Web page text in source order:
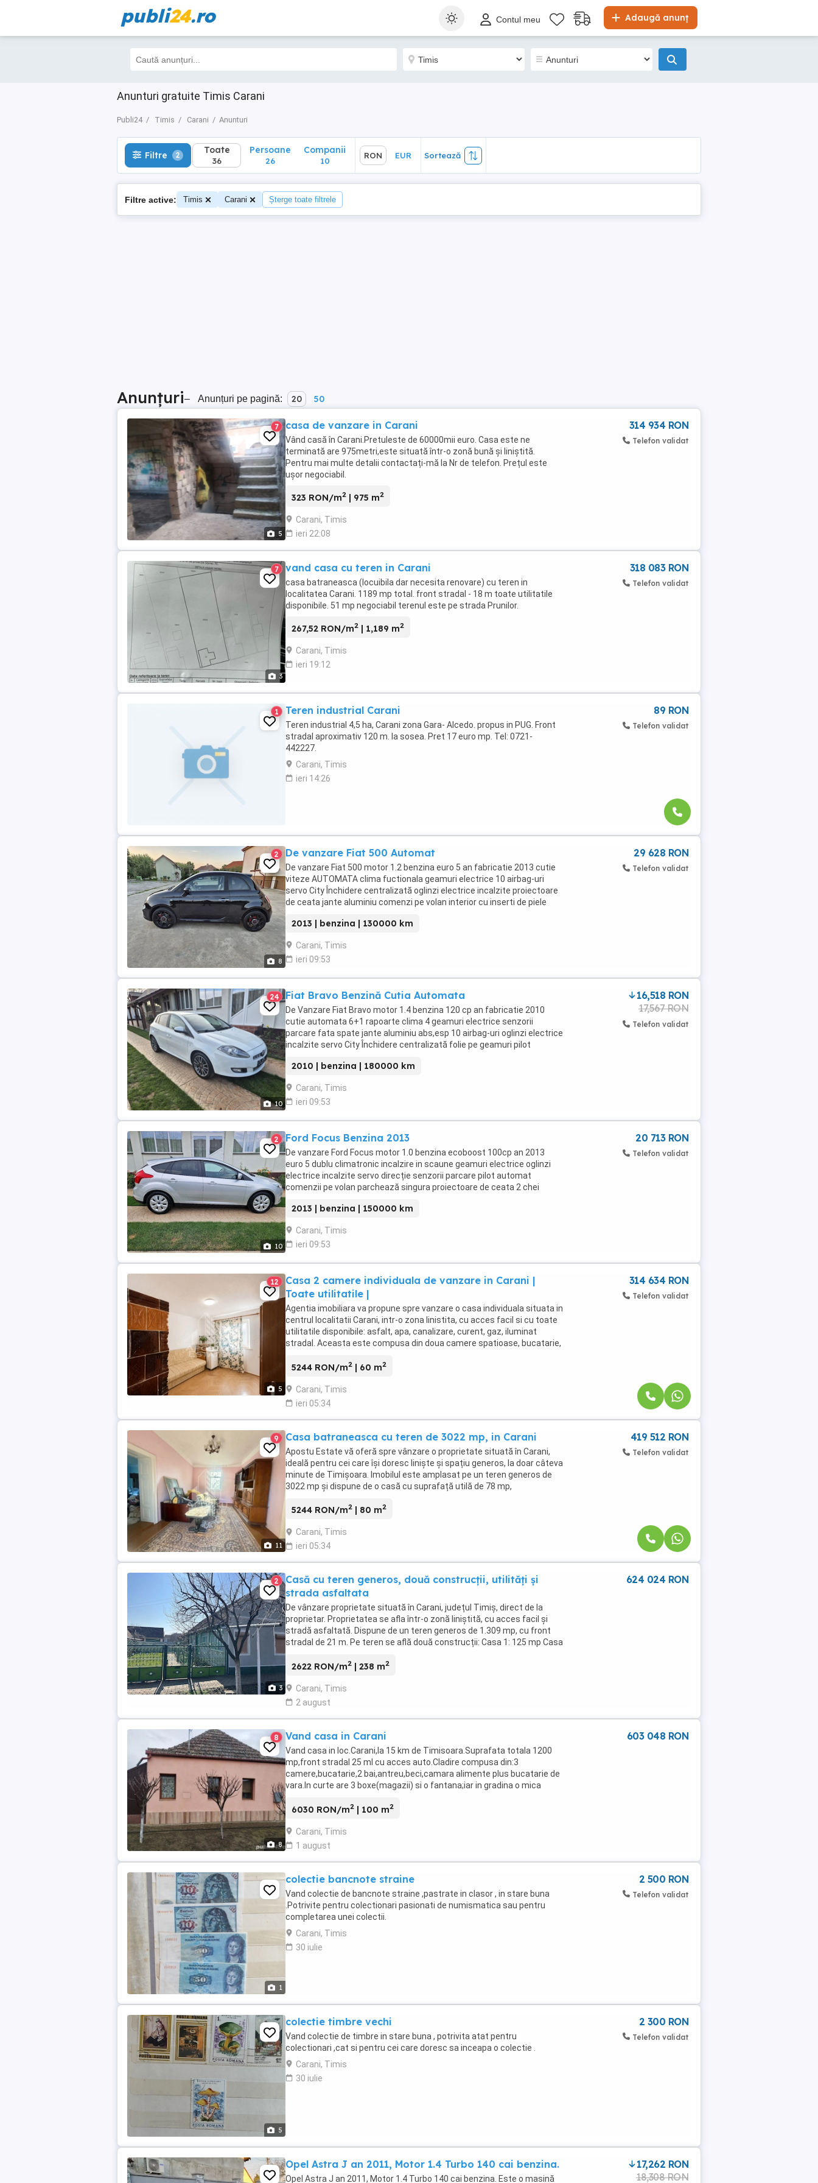
publi24.ro Adaugă anunț
Contul meu
Anunturi gratuite Timis Carani
Publi24 Timis Carani Anunturi
Filtre 2 Toate
36
Sortează
Filtre 2 Toate
36
Persoane
26
Companii
10
RON EUR Sortează
Filtre active: Timis Carani Șterge toate filtrele
Anunțuri– Anunțuri pe pagină: 20 50
5
7 casa de vanzare in Carani
Vând casă în Carani.Pretuleste de 60000mii euro. Casa este ne
terminată are 975metri,este situată într-o zonă bună și liniștită.
Pentru mai multe detalii contactați-mă la Nr de telefon. Prețul este
ușor negociabil.
323 RON/m2 | 975 m2
Carani, Timis
ieri 22:08
314 934 RON
Telefon validat
3
7 vand casa cu teren in Carani
casa batraneasca (locuibila dar necesita renovare) cu teren in
localitatea Carani. 1189 mp total. front stradal - 18 m toate utilitatile
disponibile. 51 mp negociabil terenul este pe strada Prunilor.
267,52 RON/m2 | 1,189 m2
Carani, Timis
ieri 19:12
318 083 RON
Telefon validat
1 Teren industrial Carani
Teren industrial 4,5 ha, Carani zona Gara- Alcedo. propus in PUG. Front
stradal aproximativ 120 m. la sosea. Pret 17 euro mp. Tel: 0721-
442227.
Carani, Timis
ieri 14:26
89 RON
Telefon validat
8
2 De vanzare Fiat 500 Automat
De vanzare Fiat 500 motor 1.2 benzina euro 5 an fabricatie 2013 cutie
viteze AUTOMATA clima fuctionala geamuri electrice 10 airbag-uri
servo City Închidere centralizată oglinzi electrice incalzite proiectoare
de ceata jante aluminiu comenzi pe volan interior cu inserti de piele
2013 | benzina | 130000 km
Carani, Timis
ieri 09:53
29 628 RON
Telefon validat
10
24 Fiat Bravo Benzină Cutia Automata
De Vanzare Fiat Bravo motor 1.4 benzina 120 cp an fabricatie 2010
cutie automata 6+1 rapoarte clima 4 geamuri electrice senzorii
parcare fata spate jante aluminiu abs,esp 10 airbag-uri oglinzi electrice
incalzite servo City Închidere centralizată folie pe geamuri pilot
2010 | benzina | 180000 km
Carani, Timis
ieri 09:53
16,518 RON
17,567 RON
Telefon validat
10
2 Ford Focus Benzina 2013
De vanzare Ford Focus motor 1.0 benzina ecoboost 100cp an 2013
euro 5 dublu climatronic incalzire in scaune geamuri electrice oglinzi
electrice incalzite servo direcție senzorii parcare pilot automat
comenzii pe volan parchează singura proiectoare de ceata 2 chei
2013 | benzina | 150000 km
Carani, Timis
ieri 09:53
20 713 RON
Telefon validat
5
12
Casa 2 camere individuala de vanzare in Carani |
Toate utilitatile |
Agentia imobiliara va propune spre vanzare o casa individuala situata in
centrul localitatii Carani, intr-o zona linistita, cu acces facil si cu toate
utilitatile disponibile: asfalt, apa, canalizare, curent, gaz, iluminat
stradal. Aceasta este compusa din doua camere spatioase, bucatarie,
5244 RON/m2 | 60 m2
Carani, Timis
ieri 05:34
314 634 RON
Telefon validat
11
9 Casa batraneasca cu teren de 3022 mp, in Carani
Apostu Estate vă oferă spre vânzare o proprietate situată în Carani,
ideală pentru cei care își doresc liniște și spațiu generos, la doar câteva
minute de Timișoara. Imobilul este amplasat pe un teren generos de
3022 mp și dispune de o casă cu suprafață utilă de 78 mp,
5244 RON/m2 | 80 m2
Carani, Timis
ieri 05:34
419 512 RON
Telefon validat
3
2
Casă cu teren generos, două construcții, utilități și
strada asfaltata
De vânzare proprietate situată în Carani, județul Timiș, direct de la
proprietar. Proprietatea se afla într-o zonă liniștită, cu acces facil și
stradă asfaltată. Dispune de un teren generos de 1.309 mp, cu front
stradal de 21 m. Pe teren se află două construcții: Casa 1: 125 mp Casa
2622 RON/m2 | 238 m2
Carani, Timis
2 august
624 024 RON
8
8 Vand casa in Carani
Vand casa in loc.Carani,la 15 km de Timisoara.Suprafata totala 1200
mp,front stradal 25 ml cu acces auto.Cladire compusa din:3
camere,bucatarie,2 bai,antreu,beci,camara alimente plus bucatarie de
vara.In curte are 3 boxe(magazii) si o fantana;iar in gradina o mica
6030 RON/m2 | 100 m2
Carani, Timis
1 august
603 048 RON
1
colectie bancnote straine
Vand colectie de bancnote straine ,pastrate in clasor , in stare buna
.Potrivite pentru colectionari pasionati de numismatica sau pentru
completarea unei colectii.
Carani, Timis
30 iulie
2 500 RON
Telefon validat
5
colectie timbre vechi
Vand colectie de timbre in stare buna , potrivita atat pentru
colectionari ,cat si pentru cei care doresc sa inceapa o colectie .
Carani, Timis
30 iulie
2 300 RON
Telefon validat
Opel Astra J an 2011, Motor 1.4 Turbo 140 cai benzina.
Opel Astra J an 2011, Motor 1.4 Turbo 140 cai benzina. Este o masină
17,262 RON
18,308 RON